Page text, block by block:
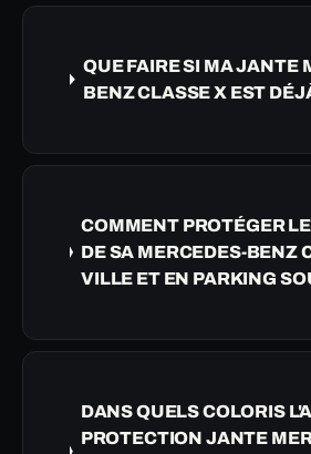
QUE FAIRE SI MA JANTE
BENZ CLASSE X EST
COMMENT PROTÉGER
DE SA MERCEDES-BENZ
VILLE ET EN PARKING
DANS QUELS COLORIS
PROTECTION JANTE